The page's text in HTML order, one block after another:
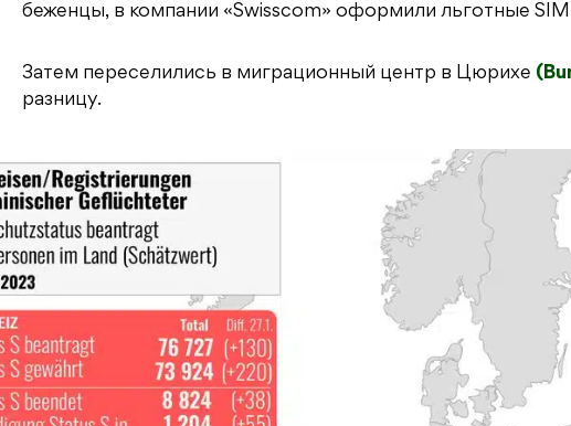
беженцы, в компании «Swisscom» оформили льготные
Затем переселились в миграционный центр в Цюрихе
разницу.